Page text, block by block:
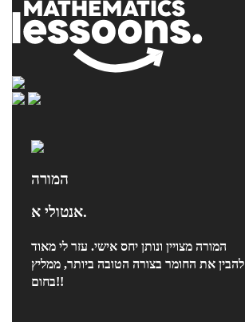
המורה
אנטולי א.
המורה מצויין ונותן יחס אישי. עזר לי מאוד
להבין את החומר בצורה הטובה ביותר, ממליץ
בחום!!